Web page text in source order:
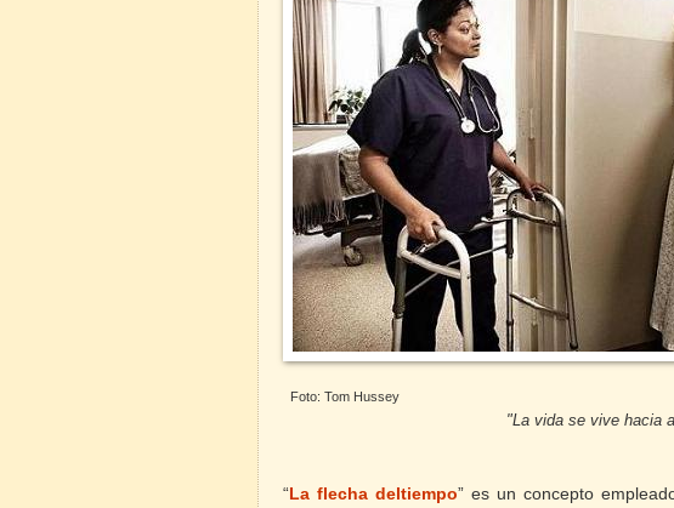
Foto: Tom Hussey
"La vida se vive hacia adelante,
S.
“La flecha deltiempo” es un concepto